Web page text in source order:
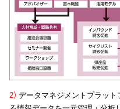
2） データマネジメントプラット